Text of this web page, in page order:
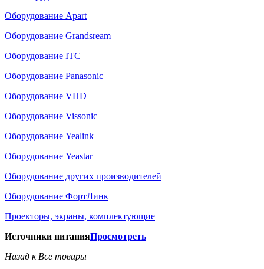
Оборудование Apart
Оборудование Grandsream
Оборудование ITC
Оборудование Panasonic
Оборудование VHD
Оборудование Vissonic
Оборудование Yealink
Оборудование Yeastar
Оборудование других производителей
Оборудование ФортЛинк
Проекторы, экраны, комплектующие
Источники питанияПросмотреть
Назад к Все товары